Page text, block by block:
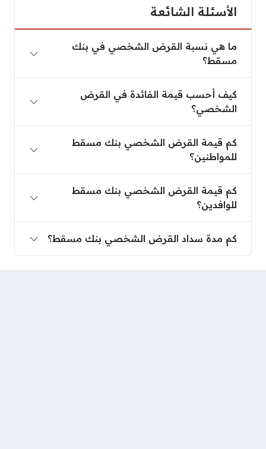
الأسئلة الشائعة
ما هي نسبة القرض الشخصي في بنك
مسقط؟
كيف أحسب قيمة الفائدة في القرض
الشخصي؟
كم قيمة القرض الشخصي بنك مسقط
للمواطنين؟
كم قيمة القرض الشخصي بنك مسقط
للوافدين؟
كم مدة سداد القرض الشخصي بنك مسقط؟